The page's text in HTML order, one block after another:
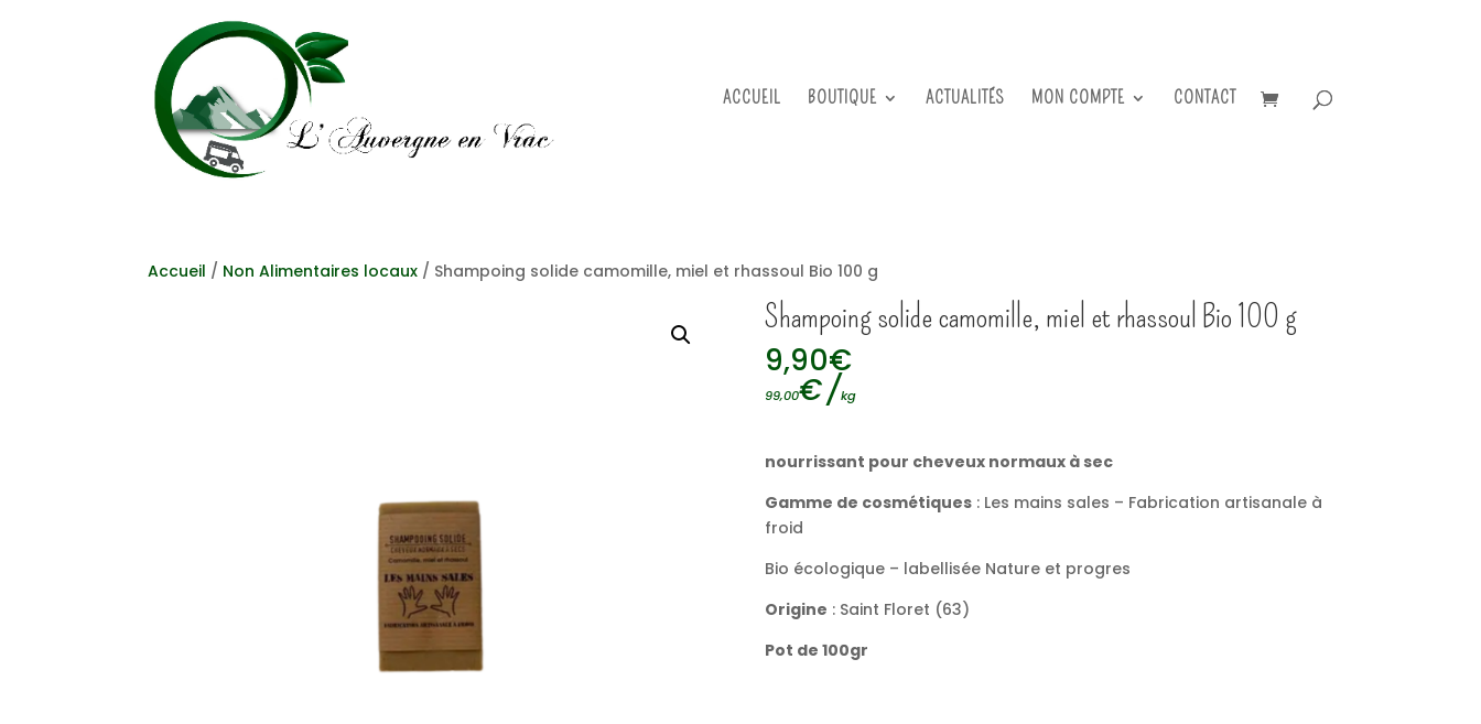
ACCUEIL BOUTIQUE ACTUALITÉS MON COMPTE CONTACT
Accueil / Non Alimentaires locaux / Shampoing solide camomille, miel et rhassoul Bio 100 g
Shampoing solide camomille, miel et rhassoul Bio 100 g
9,90€
99,00€/kg
nourrissant pour cheveux normaux à sec
Gamme de cosmétiques: Les mains sales – Fabrication artisanale à
froid
Bio écologique – labellisée Nature et progres
Origine : Saint Floret (63)
Pot de 100gr